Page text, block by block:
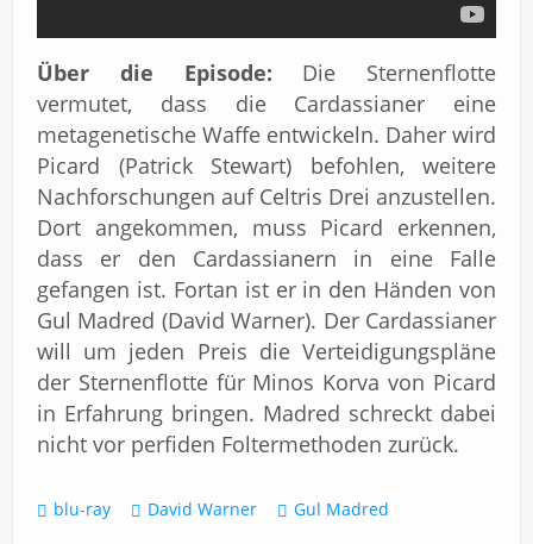
Über die Episode: Die Sternenflotte
vermutet, dass die Cardassianer eine
metagenetische Waffe entwickeln. Daher wird
Picard (Patrick Stewart) befohlen, weitere
Nachforschungen auf Celtris Drei anzustellen.
Dort angekommen, muss Picard erkennen,
dass er den Cardassianern in eine Falle
gefangen ist. Fortan ist er in den Händen von
Gul Madred (David Warner). Der Cardassianer
will um jeden Preis die Verteidigungspläne
der Sternenflotte für Minos Korva von Picard
in Erfahrung bringen. Madred schreckt dabei
nicht vor perfiden Foltermethoden zurück.
blu-ray David Warner Gul Madred